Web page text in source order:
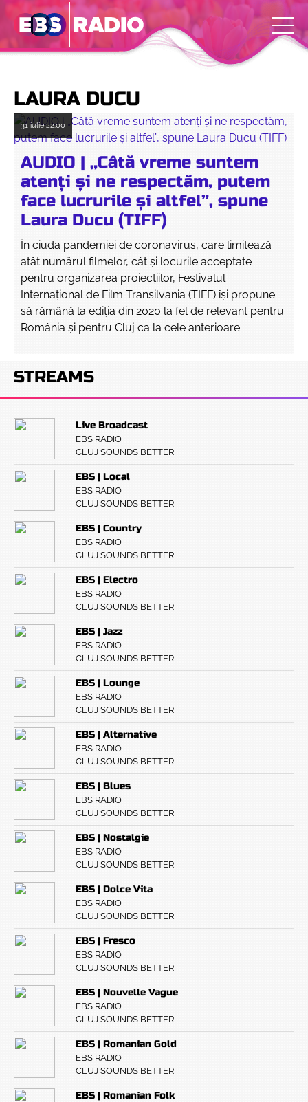
LAURA DUCU
31 iulie22:00
AUDIO | „Câtă vreme suntem
atenți și ne respectăm, putem
face lucrurile și altfel”, spune
Laura Ducu (TIFF)
În ciuda pandemiei de coronavirus, care limitează
atât numărul filmelor, cât și locurile acceptate
pentru organizarea proiecțiilor, Festivalul
Internațional de Film Transilvania (TIFF) își propune
să rămână la ediția din 2020 la fel de relevant pentru
România și pentru Cluj ca la cele anterioare.
STREAMS
Live Broadcast
EBS RADIO
CLUJ SOUNDS BETTER
EBS | Local
EBS RADIO
CLUJ SOUNDS BETTER
EBS | Country
EBS RADIO
CLUJ SOUNDS BETTER
EBS | Electro
EBS RADIO
CLUJ SOUNDS BETTER
EBS | Jazz
EBS RADIO
CLUJ SOUNDS BETTER
EBS | Lounge
EBS RADIO
CLUJ SOUNDS BETTER
EBS | Alternative
EBS RADIO
CLUJ SOUNDS BETTER
EBS | Blues
EBS RADIO
CLUJ SOUNDS BETTER
EBS | Nostalgie
EBS RADIO
CLUJ SOUNDS BETTER
EBS | Dolce Vita
EBS RADIO
CLUJ SOUNDS BETTER
EBS | Fresco
EBS RADIO
CLUJ SOUNDS BETTER
EBS | Nouvelle Vague
EBS RADIO
CLUJ SOUNDS BETTER
EBS | Romanian Gold
EBS RADIO
CLUJ SOUNDS BETTER
EBS | Romanian Folk